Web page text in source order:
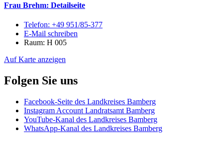
Frau Brehm: Detailseite
Telefon: +49 951/85-377
E-Mail schreiben
Raum: H 005
Auf Karte anzeigen
Folgen Sie uns
Facebook-Seite des Landkreises Bamberg
Instagram Account Landratsamt Bamberg
YouTube-Kanal des Landkreises Bamberg
WhatsApp-Kanal des Landkreises Bamberg